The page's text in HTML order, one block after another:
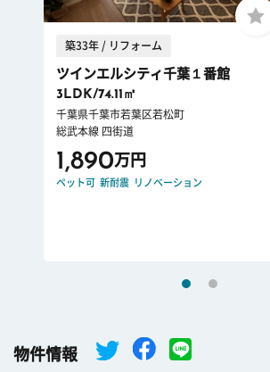
築33年 / リフォーム
ツインエルシティ千葉１番館
3LDK/74.11㎡
千葉県千葉市若葉区若松町
総武本線 四街道
1,890万円
ペット可 新耐震 リノベーション
物件情報